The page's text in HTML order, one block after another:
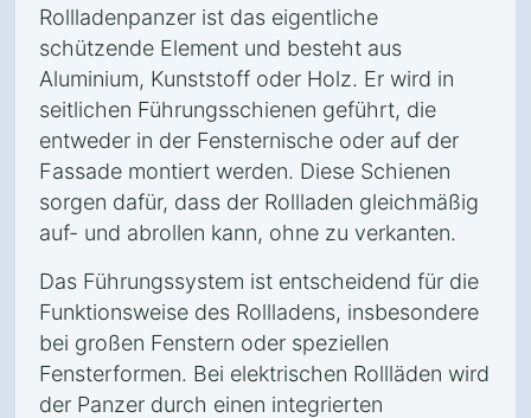
Rollladenpanzer ist das eigentliche
schützende Element und besteht aus
Aluminium, Kunststoff oder Holz. Er wird in
seitlichen Führungsschienen geführt, die
entweder in der Fensternische oder auf der
Fassade montiert werden. Diese Schienen
sorgen dafür, dass der Rollladen gleichmäßig
auf- und abrollen kann, ohne zu verkanten.
Das Führungssystem ist entscheidend für die
Funktionsweise des Rollladens, insbesondere
bei großen Fenstern oder speziellen
Fensterformen. Bei elektrischen Rollläden wird
der Panzer durch einen integrierten